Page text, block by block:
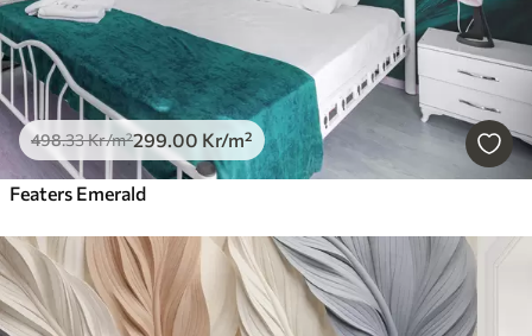
498.33Kr/m²299.00 Kr/m²
Featers Emerald